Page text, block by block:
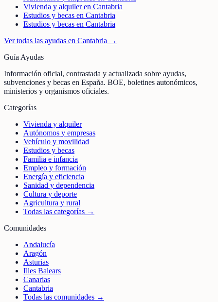
Vivienda y alquiler en Cantabria
Estudios y becas en Cantabria
Estudios y becas en Cantabria
Ver todas las ayudas en Cantabria →
Guía Ayudas
Información oficial, contrastada y actualizada sobre ayudas,
subvenciones y becas en España. BOE, boletines autonómicos,
ministerios y organismos oficiales.
Categorías
Vivienda y alquiler
Autónomos y empresas
Vehículo y movilidad
Estudios y becas
Familia e infancia
Empleo y formación
Energía y eficiencia
Sanidad y dependencia
Cultura y deporte
Agricultura y rural
Todas las categorías →
Comunidades
Andalucía
Aragón
Asturias
Illes Balears
Canarias
Cantabria
Todas las comunidades →